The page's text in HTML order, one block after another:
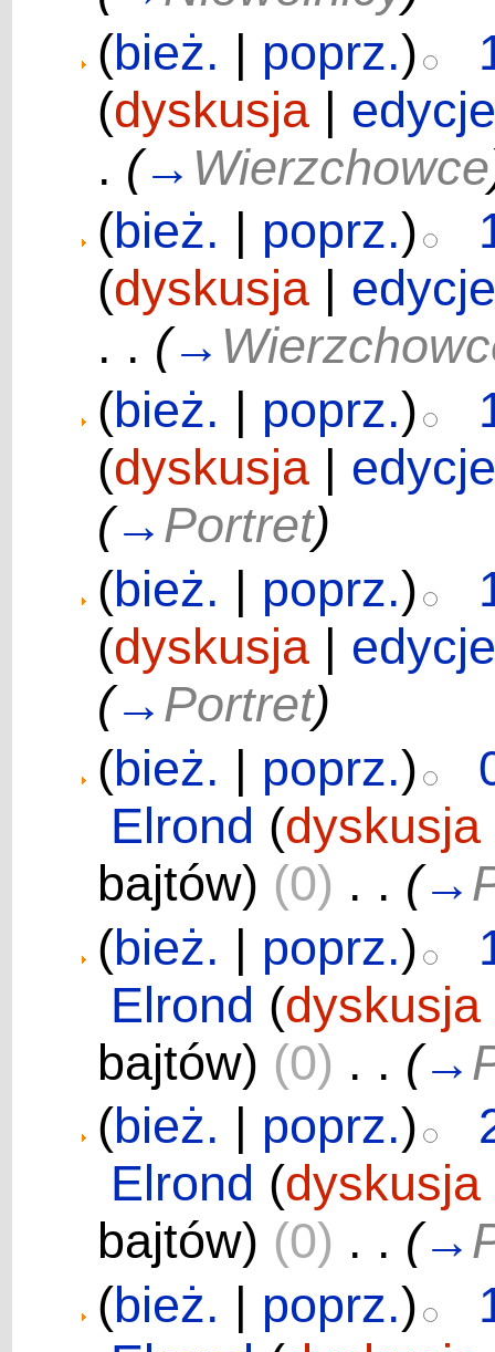
(bież. | poprz.)
(dyskusja |
. (→ Wierzchowce
(bież. | poprz.)
(dyskusja |
. . (→
(bież. | poprz.)
(dyskusja |
(→Portret)
(bież. | poprz.)
(dyskusja |
(→Portret)
(bież. | poprz.)
Elrond (dyskusja
bajtów) (0) . . (→
(bież. | poprz.)
Elrond (dyskusja
bajtów) (0) . . (→
(bież. poprz.)
Elrond (dyskusja
bajtów) (0) . . (→
(bież. | poprz.)